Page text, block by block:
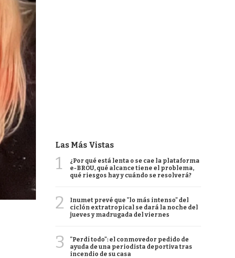
Las Más Vistas
1
¿Por qué está lenta o se cae la plataforma
e-BROU, qué alcance tiene el problema,
qué riesgos hay y cuándo se resolverá?
2
Inumet prevé que "lo más intenso" del
ciclón extratropical se dará la noche del
jueves y madrugada del viernes
3
"Perdí todo": el conmovedor pedido de
ayuda de una periodista deportiva tras
incendio de su casa